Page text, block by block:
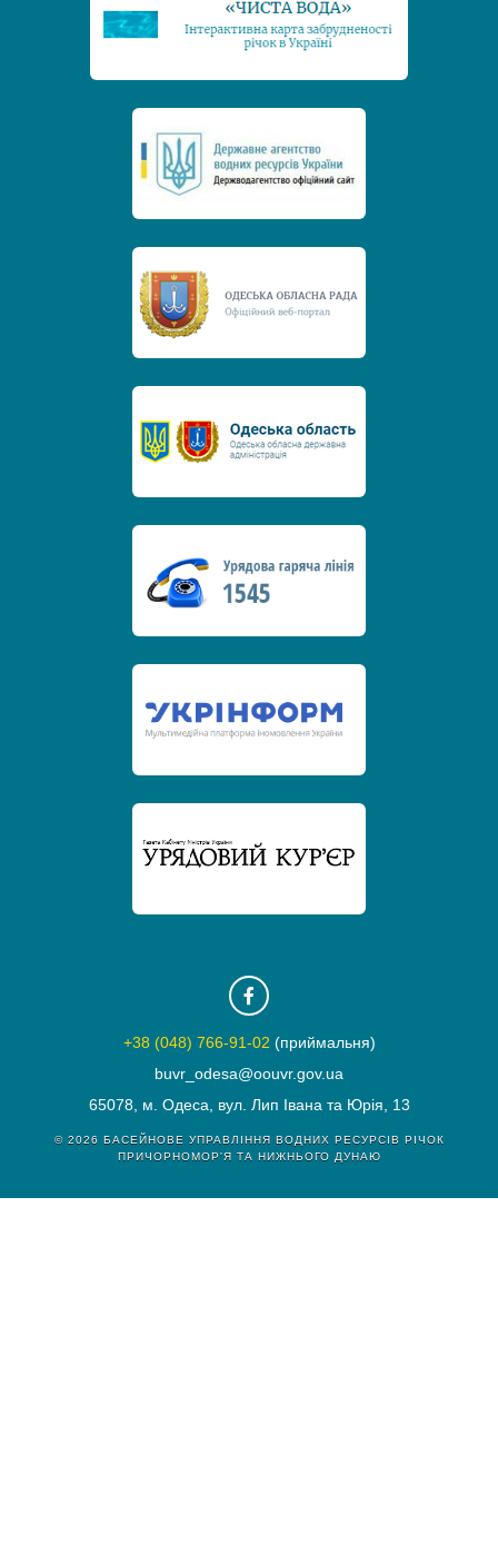
+38 (048) 766-91-02 (приймальня)
buvr_odesa@oouvr.gov.ua
65078, м. Одеса, вул. Лип Івана та Юрія, 13
© 2026 БАСЕЙНОВЕ УПРАВЛІННЯ ВОДНИХ РЕСУРСІВ РІЧОК
ПРИЧОРНОМОР'Я ТА НИЖНЬОГО ДУНАЮ